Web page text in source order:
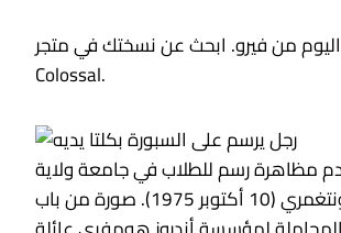
من فيرو. ابحث عن نسختك في متجر
Colossal.
مظاهرة رسم للطلاب في جامعة ولاية
ألاباما في مونتغمري (10 أكتوبر 1975). صورة من باب